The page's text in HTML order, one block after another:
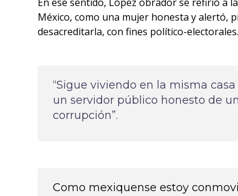
México, como una mujer honesta y alertó,
desacreditarla, con fines político-electorales.
“Sigue viviendo en la misma
un servidor público honesto de
corrupción”.
Como mexiquense estoy